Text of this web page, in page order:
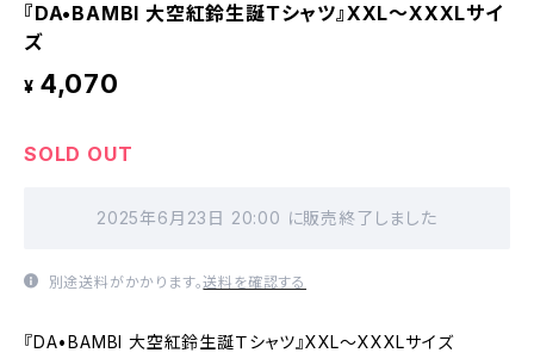
『DA•BAMBI 大空紅鈴生誕Ｔシャツ』XXL〜XXXLサイ
ズ
¥ 4,070
SOLD OUT
2025年6月23日 20:00 に販売終了しました
別途送料がかかります。送料を確認する
『DA•BAMBI 大空紅鈴生誕Ｔシャツ』XXL〜XXXLサイズ